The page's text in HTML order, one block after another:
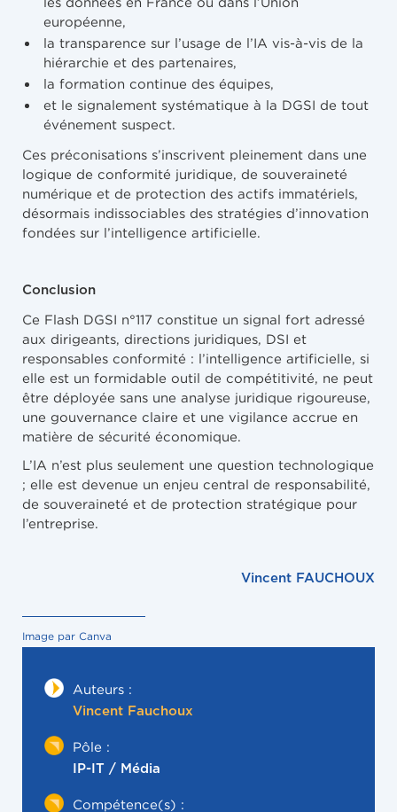
Auteurs :
Vincent Fauchoux
Pôle :
IP-IT / Média
Compétence(s) :
européenne,
la transparence sur l’usage de l’IA vis-à-vis de la
hiérarchie et des partenaires,
la formation continue des équipes,
et le signalement systématique à la DGSI de tout
événement suspect.
Ces préconisations s’inscrivent pleinement dans une
logique de conformité juridique, de souveraineté
numérique et de protection des actifs immatériels,
désormais indissociables des stratégies d’innovation
fondées sur l’intelligence artificielle.
Conclusion
Ce Flash DGSI n°117 constitue un signal fort adressé
aux dirigeants, directions juridiques, DSI et
responsables conformité : l’intelligence artificielle, si
elle est un formidable outil de compétitivité, ne peut
être déployée sans une analyse juridique rigoureuse,
une gouvernance claire et une vigilance accrue en
matière de sécurité économique.
L’IA n’est plus seulement une question technologique
; elle est devenue un enjeu central de responsabilité,
de souveraineté et de protection stratégique pour
l’entreprise.
Vincent FAUCHOUX
Image par Canva